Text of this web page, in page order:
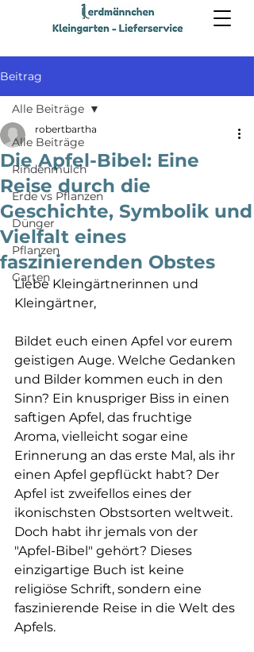
Beitrag
Alle Beiträge
Rindenmulch
Erde vs Pflanzen
Dünger
Pflanzen
Garten
Alle Beiträge
Die Apfel-Bibel: Eine
Reise durch die
Geschichte, Symbolik und
Vielfalt eines
faszinierenden Obstes
robertbartha
Liebe Kleingärtnerinnen und
Kleingärtner,
Bildet euch einen Apfel vor eurem
geistigen Auge. Welche Gedanken
und Bilder kommen euch in den
Sinn? Ein knuspriger Biss in einen
saftigen Apfel, das fruchtige
Aroma, vielleicht sogar eine
Erinnerung an das erste Mal, als ihr
einen Apfel gepflückt habt? Der
Apfel ist zweifellos eines der
ikonischsten Obstsorten weltweit.
Doch habt ihr jemals von der
"Apfel-Bibel" gehört? Dieses
einzigartige Buch ist keine
religiöse Schrift, sondern eine
faszinierende Reise in die Welt des
Apfels.